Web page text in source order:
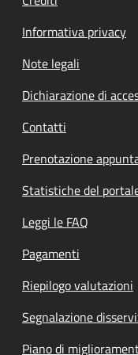
Informativa privacy
Note legali
Dichiarazione di
Contatti
Prenotazione
Statistiche del
Leggi le FAQ
Pagamenti
Riepilogo valutazioni
Segnalazione
Piano di